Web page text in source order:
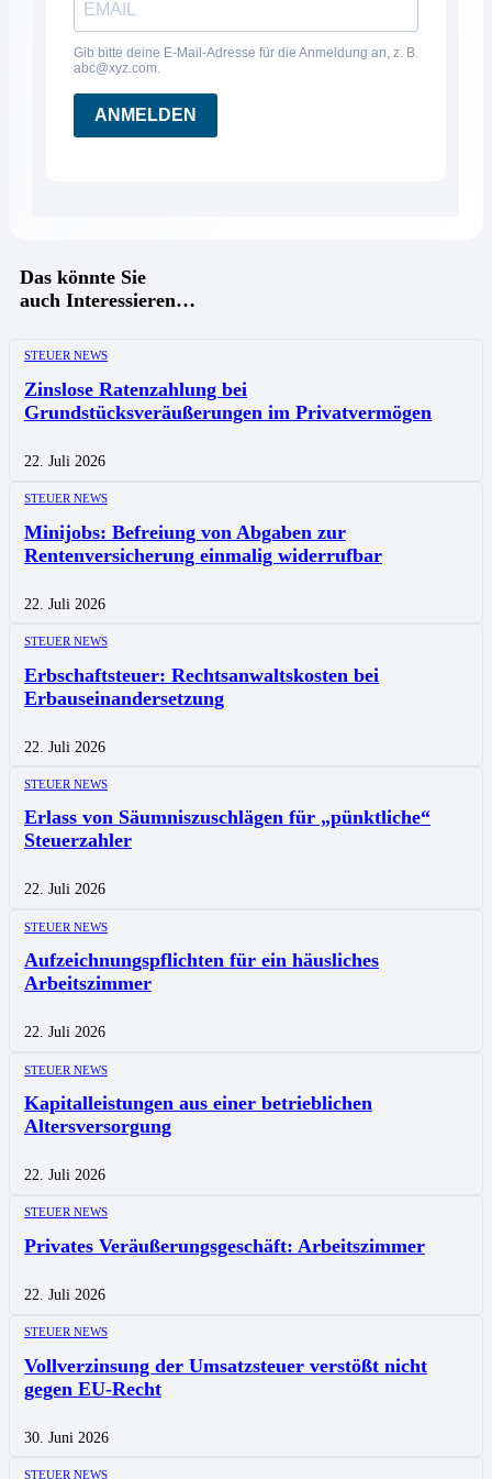
Gib bitte deine E-Mail-Adresse für die Anmeldung an, z. B.
abc@xyz.com.
ANMELDEN
Das könnte Sie
auch Interessieren…
STEUER NEWS
Zinslose Ratenzahlung bei
Grundstücksveräußerungen im Privatvermögen
22. Juli 2026
STEUER NEWS
Minijobs: Befreiung von Abgaben zur
Rentenversicherung einmalig widerrufbar
22. Juli 2026
STEUER NEWS
Erbschaftsteuer: Rechtsanwaltskosten bei
Erbauseinandersetzung
22. Juli 2026
STEUER NEWS
Erlass von Säumniszuschlägen für „pünktliche“
Steuerzahler
22. Juli 2026
STEUER NEWS
Aufzeichnungspflichten für ein häusliches
Arbeitszimmer
22. Juli 2026
STEUER NEWS
Kapitalleistungen aus einer betrieblichen
Altersversorgung
22. Juli 2026
STEUER NEWS
Privates Veräußerungsgeschäft: Arbeitszimmer
22. Juli 2026
STEUER NEWS
Vollverzinsung der Umsatzsteuer verstößt nicht
gegen EU-Recht
30. Juni 2026
STEUER NEWS